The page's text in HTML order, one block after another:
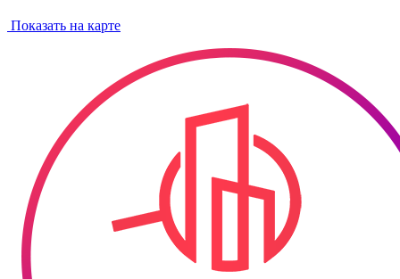
Показать на карте